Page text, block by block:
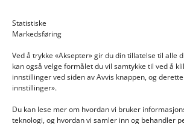
Statistiske
Markedsføring
Ved å trykke «Aksepter» gir du din tillatelse til alle
kan også velge formålet du vil samtykke til ved å
innstillinger ved siden av Avvis knappen, og
innstillinger».
Du kan lese mer om hvordan vi bruker
teknologi, og hvordan vi samler inn og behandler
INFORMASJON